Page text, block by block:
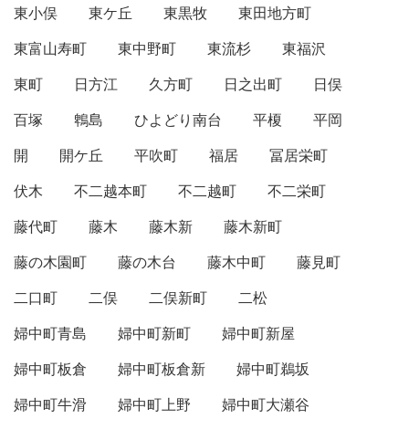
東小俣 東ケ丘 東黒牧
東田地方町
東富山寿町
東中野町 東流杉
東福沢
東町
日方江 久方町 日之出町
日俣
百塚
鵯島 ひよどり南台 平榎
平岡
開
開ケ丘 平吹町 福居
冨居栄町
伏木
不二越本町 不二越町
不二栄町
藤代町
藤木 藤木新
藤木新町
藤の木園町
藤の木台 藤木中町
藤見町
二口町
二俣 二俣新町
二松
婦中町青島
婦中町新町
婦中町新屋
婦中町板倉
婦中町板倉新
婦中町鵜坂
婦中町牛滑
婦中町上野
婦中町大瀬谷